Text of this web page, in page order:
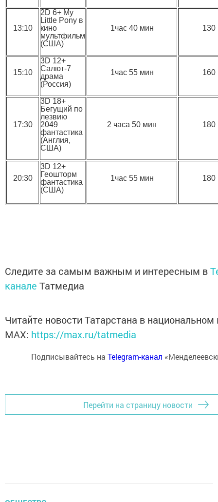
13:10
2D 6+ My
Little Pony в
кино
мультфильм
(США)
1час 40 мин 130
15:10
3D 12+
Салют-7
драма
(Россия)
1час 55 мин 160
17:30
3D 18+
Бегущий по
лезвию
2049
фантастика
(Англия,
США)
2 часа 50 мин 180
20:30
3D 12+
Геошторм
фантастика
(США)
1час 55 мин 180
Следите за самым важным и интересным в
канале Татмедиа
Читайте новости Татарстана в
MАХ: https://max.ru/tatmedia
Подписывайтесь на Telegram-канал
Перейти на страницу новости